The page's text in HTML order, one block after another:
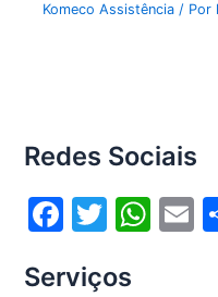
Komeco Assistência / Por
Redes Sociais
F
c
T
itt
W E
Serviços